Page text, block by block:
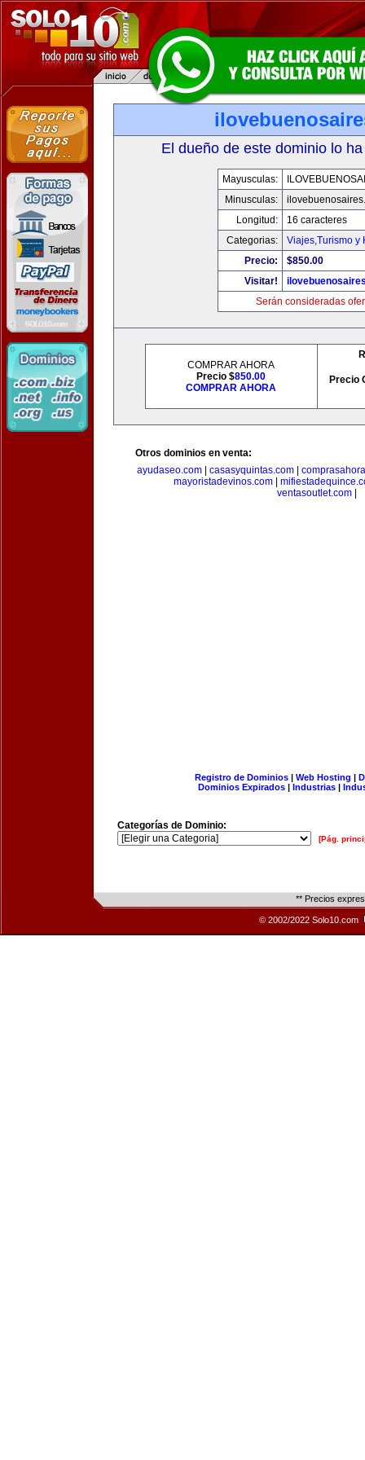
El dueño de este dominio lo
Mayusculas:
Minusculas:
Longitud:
16 caracteres
Categorias:
Viajes,Turismo y
Precio:
$850.00
Visitar!
Serán consideradas
COMPRAR AHORA
Precio $850.00
COMPRAR AHORA
Precio
Otros dominios en venta:
ayudaseo.com
casasyquintas.com
mayoristadevinos.com
ventasoutlet.com
Registro de Dominios| Web Hosting |
Dominios Expirados | Industrias |
Categorías de Dominio:
[Pág.
** Precios
© 2002/2022 Solo10.com